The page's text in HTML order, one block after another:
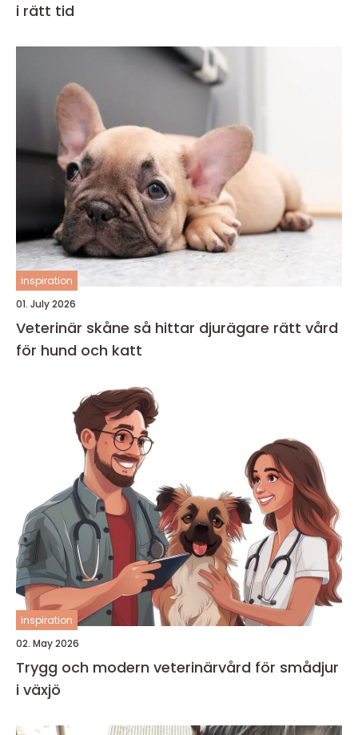
i rätt tid
inspiration
01. July 2026
Veterinär skåne så hittar djurägare rätt vård
för hund och katt
inspiration
02. May 2026
Trygg och modern veterinärvård för smådjur
i växjö